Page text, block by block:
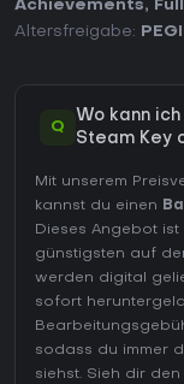
Achievements,
Altersfreigabe:
Q
Wo kann
Steam Key
Mit unserem
kannst du einen
Dieses Angebot ist
günstigsten auf
werden digital
sofort
sodass du immer
siehst. Sieh dir den